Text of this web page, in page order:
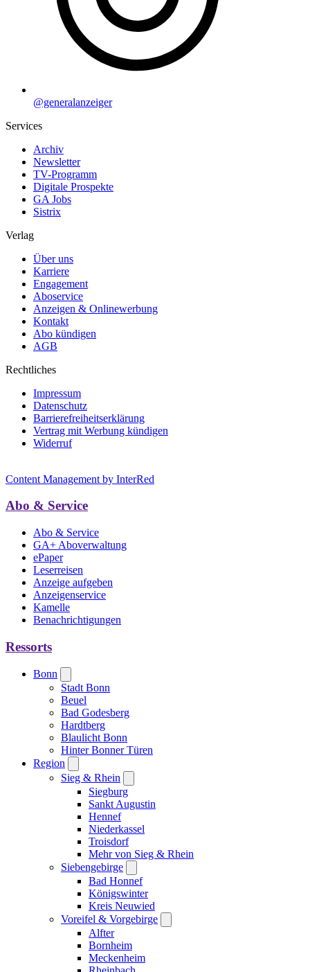
@generalanzeiger
Services
Archiv
Newsletter
TV-Programm
Digitale Prospekte
GA Jobs
Sistrix
Verlag
Über uns
Karriere
Engagement
Aboservice
Anzeigen & Onlinewerbung
Kontakt
Abo kündigen
AGB
Rechtliches
Impressum
Datenschutz
Barrierefreiheitserklärung
Vertrag mit Werbung kündigen
Widerruf
Content Management by InterRed
Abo & Service
Abo & Service
GA+ Aboverwaltung
ePaper
Leserreisen
Anzeige aufgeben
Anzeigenservice
Kamelle
Benachrichtigungen
Ressorts
Bonn
Stadt Bonn
Beuel
Bad Godesberg
Hardtberg
Blaulicht Bonn
Hinter Bonner Türen
Region
Sieg & Rhein
Siegburg
Sankt Augustin
Hennef
Niederkassel
Troisdorf
Mehr von Sieg & Rhein
Siebengebirge
Bad Honnef
Königswinter
Kreis Neuwied
Voreifel & Vorgebirge
Alfter
Bornheim
Meckenheim